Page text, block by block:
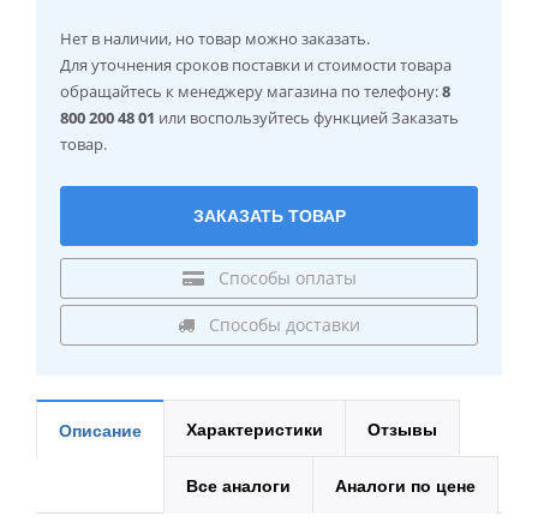
Нет в наличии, но товар можно заказать.
Для уточнения сроков поставки и стоимости товара
обращайтесь к менеджеру магазина по телефону:8
800 200 48 01 или воспользуйтесь функцией Заказать
товар.
ЗАКАЗАТЬ ТОВАР
Способы оплаты
Способы доставки
Описание Характеристики Отзывы
Все аналоги Аналоги по цене